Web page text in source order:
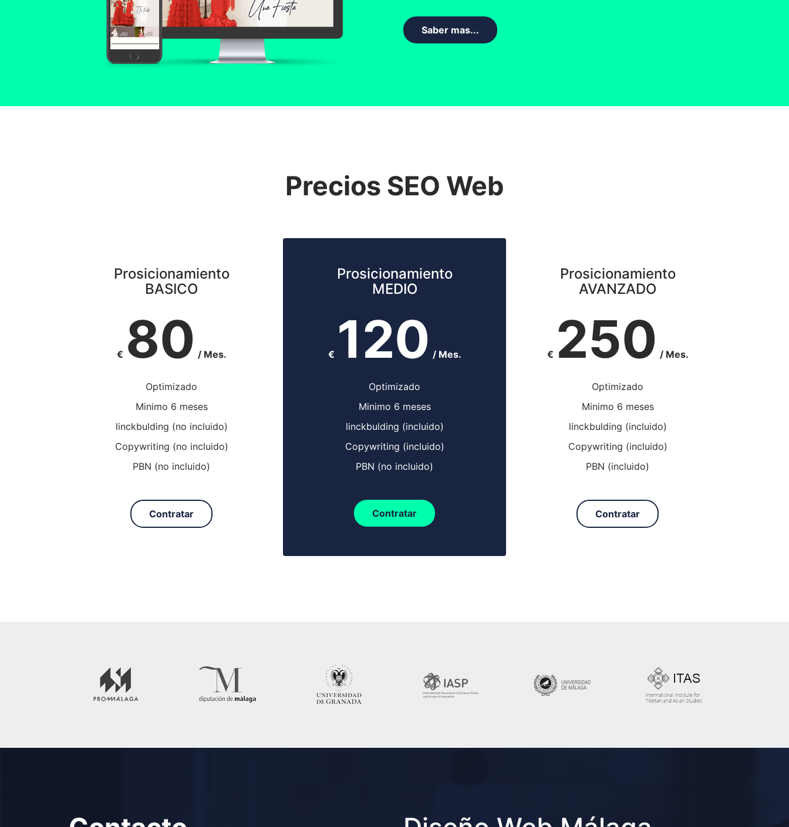
Saber mas...
Precios SEO Web
Prosicionamiento
BASICO
€ 80 / Mes.
Optimizado
Minimo 6 meses
linckbulding (no incluido)
Copywriting (no incluido)
PBN (no incluido)
Contratar
Prosicionamiento
MEDIO
€ 120 / Mes.
Optimizado
Minimo 6 meses
linckbulding (incluido)
Copywriting (incluido)
PBN (no incluido)
Contratar
Prosicionamiento
AVANZADO
€ 250 / Mes.
Optimizado
Minimo 6 meses
linckbulding (incluido)
Copywriting (incluido)
PBN (incluido)
Contratar